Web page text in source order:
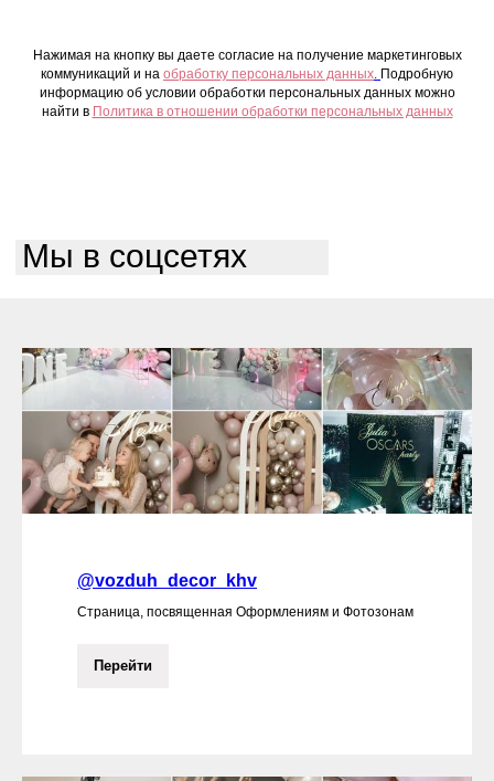
Нажимая на кнопку вы даете согласие на получение маркетинговых
коммуникаций и на обработку персональных данных. Подробную
информацию об условии обработки персональных данных можно
найти в Политика в отношении обработки персональных данных
Мы в соцсетях
@vozduh_decor_khv
Страница, посвященная Оформлениям и Фотозонам
Перейти